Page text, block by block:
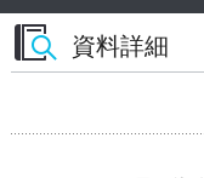
資料詳細